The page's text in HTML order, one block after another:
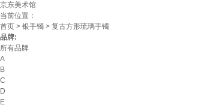
京东美术馆
当前位置：
首页 > 银手镯 > 复古方形琉璃手镯
品牌:
所有品牌
A
B
C
D
E